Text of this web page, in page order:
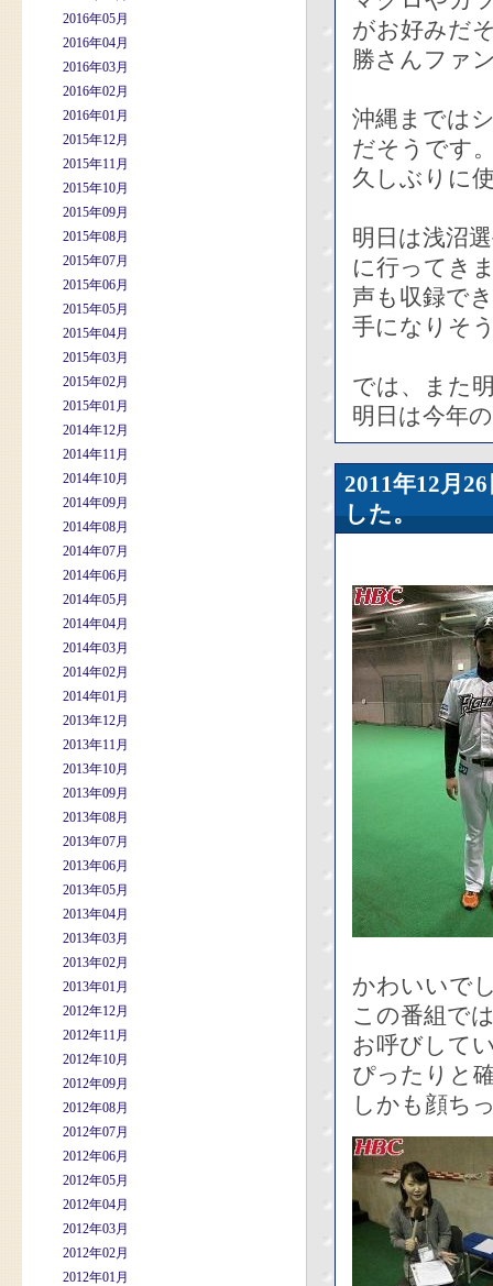
2016年05月
2016年04月
2016年03月
2016年02月
2016年01月
2015年12月
2015年11月
2015年10月
2015年09月
2015年08月
2015年07月
2015年06月
2015年05月
2015年04月
2015年03月
2015年02月
2015年01月
2014年12月
2014年11月
2014年10月
2014年09月
2014年08月
2014年07月
2014年06月
2014年05月
2014年04月
2014年03月
2014年02月
2014年01月
2013年12月
2013年11月
2013年10月
2013年09月
2013年08月
2013年07月
2013年06月
2013年05月
2013年04月
2013年03月
2013年02月
2013年01月
2012年12月
2012年11月
2012年10月
2012年09月
2012年08月
2012年07月
2012年06月
2012年05月
2012年04月
2012年03月
2012年02月
2012年01月
がお好みだ
勝さんファ
沖縄までは
だそうです
久しぶりに
明日は浅沼
に行ってき
声も収録で
手になりそ
では、また
明日は今年
2011年12
した。
かわいいで
この番組で
お呼びして
ぴったりと
しかも顔ち